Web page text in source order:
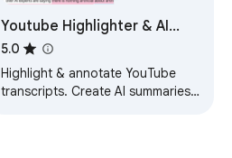
Youtube Highlighter & AI
Summary - Web Highlights
5.0
Highlight & annotate YouTube
transcripts. Create AI summaries